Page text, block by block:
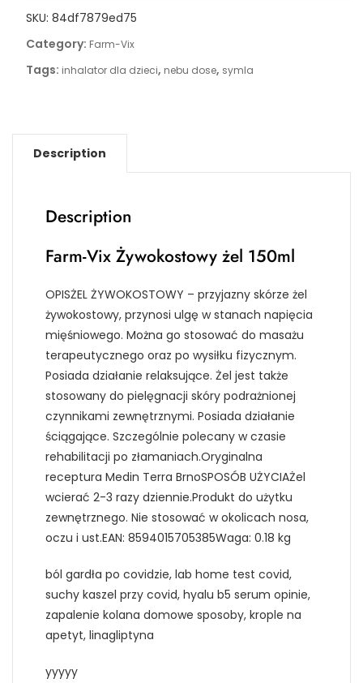
SKU: 84df7879ed75
Category: Farm-Vix
Tags: inhalator dla dzieci, nebu dose, symla
Description
Description
Farm-Vix Żywokostowy żel 150ml
OPISŻEL ŻYWOKOSTOWY – przyjazny skórze żel
żywokostowy, przynosi ulgę w stanach napięcia
mięśniowego. Można go stosować do masażu
terapeutycznego oraz po wysiłku fizycznym.
Posiada działanie relaksujące. Żel jest także
stosowany do pielęgnacji skóry podrażnionej
czynnikami zewnętrznymi. Posiada działanie
ściągające. Szczególnie polecany w czasie
rehabilitacji po złamaniach.Oryginalna
receptura Medin Terra BrnoSPOSÓB UŻYCIAŻel
wcierać 2-3 razy dziennie.Produkt do użytku
zewnętrznego. Nie stosować w okolicach nosa,
oczu i ust.EAN: 8594015705385Waga: 0.18 kg
ból gardła po covidzie, lab home test covid,
suchy kaszel przy covid, hyalu b5 serum opinie,
zapalenie kolana domowe sposoby, krople na
apetyt, linagliptyna
yyyyy